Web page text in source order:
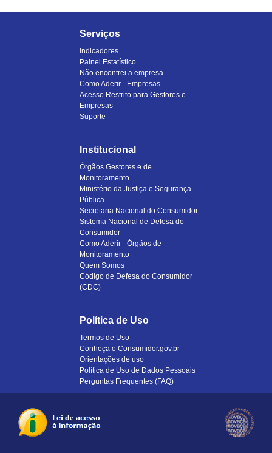
Serviços
Indicadores
Painel Estatístico
Não encontrei a empresa
Como Aderir - Empresas
Acesso Restrito para Gestores e
Empresas
Suporte
Institucional
Órgãos Gestores e de
Monitoramento
Ministério da Justiça e Segurança
Pública
Secretaria Nacional do Consumidor
Sistema Nacional de Defesa do
Consumidor
Como Aderir - Órgãos de
Monitoramento
Quem Somos
Código de Defesa do Consumidor
(CDC)
Política de Uso
Termos de Uso
Conheça o Consumidor.gov.br
Orientações de uso
Política de Uso de Dados Pessoais
Perguntas Frequentes (FAQ)